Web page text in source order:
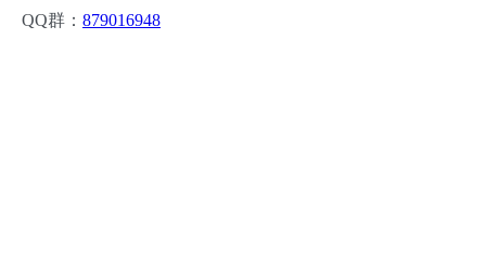
QQ群： 879016948